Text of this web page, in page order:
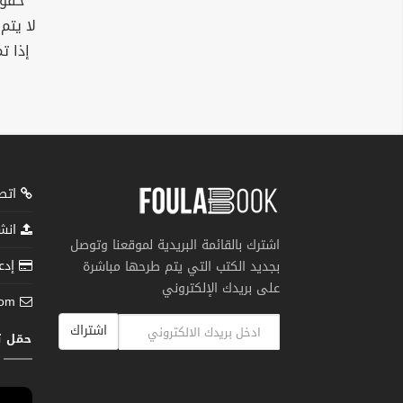
لا
إذا
اشترك بالقائمة البريدية لموقعنا وتوصل
بجديد الكتب التي يتم طرحها مباشرة
على بريدك الإلكتروني
اشتراك
حمّل